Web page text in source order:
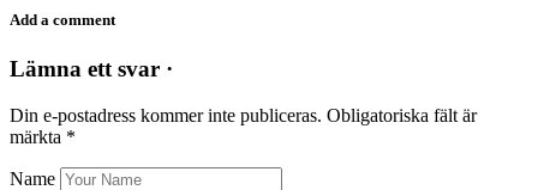
Add a comment
Lämna ett svar ·
Din e-postadress kommer inte publiceras. Obligatoriska fält är
märkta *
Name